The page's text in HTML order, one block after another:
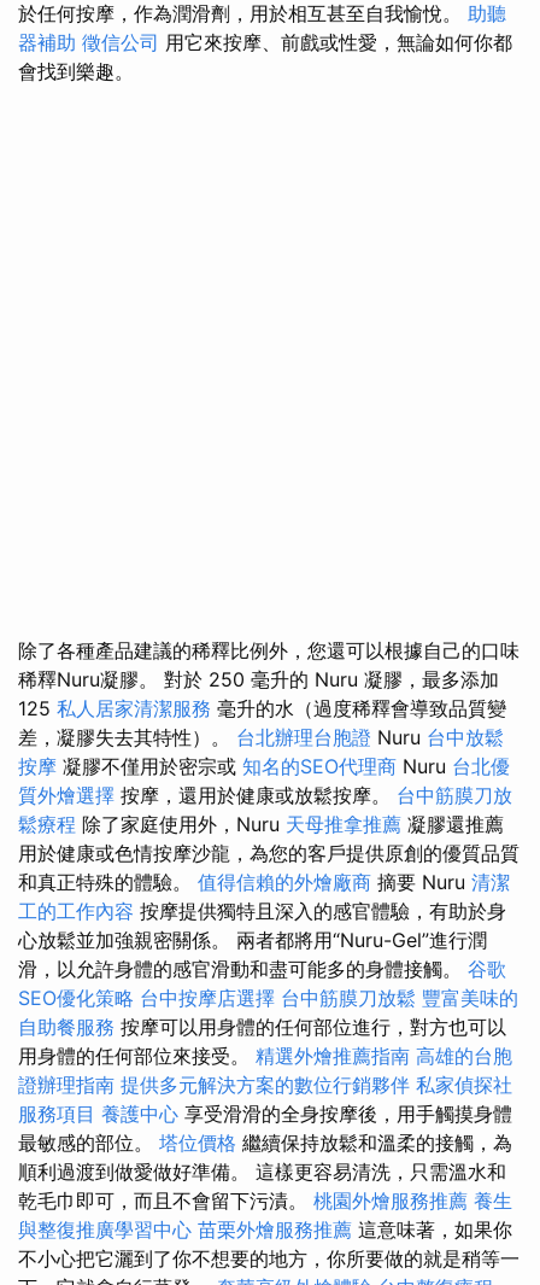
於任何按摩，作為潤滑劑，用於相互甚至自我愉悅。 助聽
器補助 徵信公司 用它來按摩、前戲或性愛，無論如何你都
會找到樂趣。
除了各種產品建議的稀釋比例外，您還可以根據自己的口味
稀釋Nuru凝膠。 對於 250 毫升的 Nuru 凝膠，最多添加
125 私人居家清潔服務 毫升的水（過度稀釋會導致品質變
差，凝膠失去其特性）。 台北辦理台胞證 Nuru 台中放鬆
按摩 凝膠不僅用於密宗或 知名的SEO代理商 Nuru 台北優
質外燴選擇 按摩，還用於健康或放鬆按摩。 台中筋膜刀放
鬆療程 除了家庭使用外，Nuru 天母推拿推薦 凝膠還推薦
用於健康或色情按摩沙龍，為您的客戶提供原創的優質品質
和真正特殊的體驗。 值得信賴的外燴廠商 摘要 Nuru 清潔
工的工作內容 按摩提供獨特且深入的感官體驗，有助於身
心放鬆並加強親密關係。 兩者都將用“Nuru-Gel”進行潤
滑，以允許身體的感官滑動和盡可能多的身體接觸。 谷歌
SEO優化策略 台中按摩店選擇 台中筋膜刀放鬆 豐富美味的
自助餐服務 按摩可以用身體的任何部位進行，對方也可以
用身體的任何部位來接受。 精選外燴推薦指南 高雄的台胞
證辦理指南 提供多元解決方案的數位行銷夥伴 私家偵探社
服務項目 養護中心 享受滑滑的全身按摩後，用手觸摸身體
最敏感的部位。 塔位價格 繼續保持放鬆和溫柔的接觸，為
順利過渡到做愛做好準備。 這樣更容易清洗，只需溫水和
乾毛巾即可，而且不會留下污漬。 桃園外燴服務推薦 養生
與整復推廣學習中心 苗栗外燴服務推薦 這意味著，如果你
不小心把它灑到了你不想要的地方，你所要做的就是稍等一